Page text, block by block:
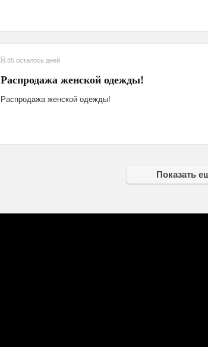
85 осталось дней
Распродажа женской одежды!
Распродажа женской одежды!
Показать